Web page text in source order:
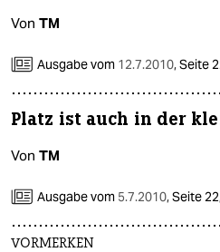
Von TM
Ausgabe vom 12.7.2010,Seite
Platz ist auch in der
Von TM
Ausgabe vom 5.7.2010,Seite
VORMERKEN